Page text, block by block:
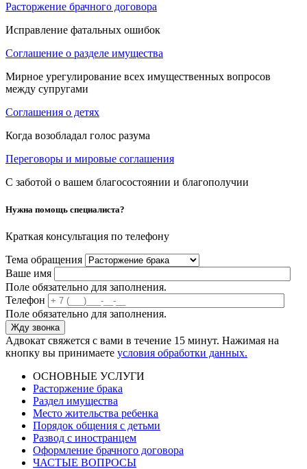
Расторжение брачного договора
Исправление фатальных ошибок
Соглашение о разделе имущества
Мирное урегулирование всех имущественных вопросов
между супругами
Соглашения о детях
Когда возобладал голос разума
Переговоры и мировые соглашения
С заботой о вашем благосостоянии и благополучии
Нужна помощь специалиста?
Краткая консультация по телефону
Тема обращения
Ваше имя
Поле обязательно для заполнения.
Телефон
Поле обязательно для заполнения.
Адвокат свяжется с вами в течение 15 минут. Нажимая на
кнопку вы принимаете условия обработки данных.
ОСНОВНЫЕ УСЛУГИ
Расторжение брака
Раздел имущества
Место жительства ребенка
Порядок общения с детьми
Развод с иностранцем
Оформление брачного договора
ЧАСТЫЕ ВОПРОСЫ